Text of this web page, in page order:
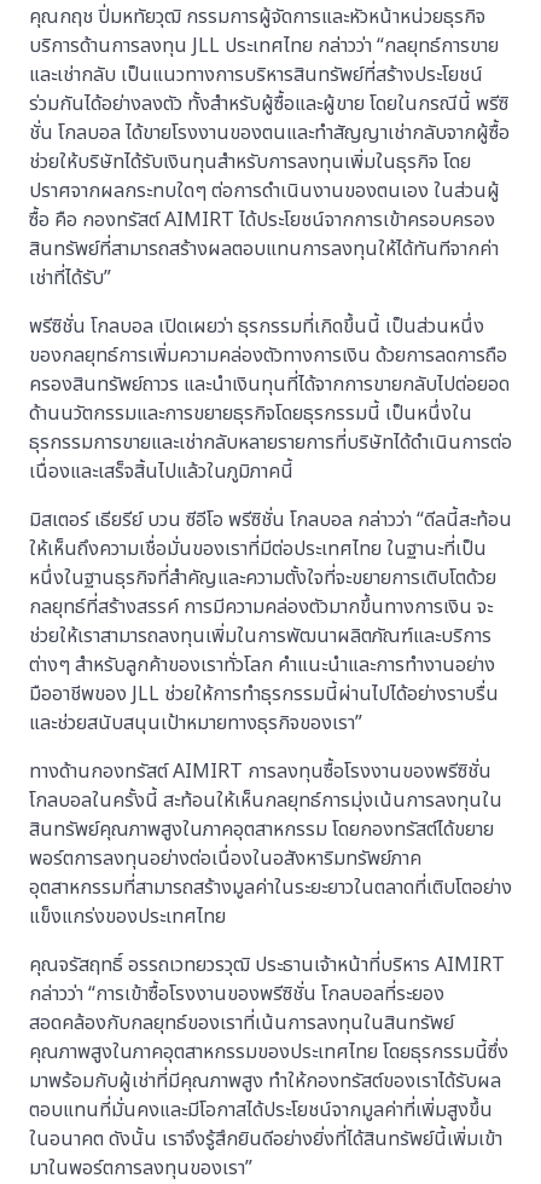
คุณกฤช ปิ่มหทัยวุฒิ กรรมการผู้จัดการและหัวหน้าหน่วยธุรกิจ
บริการด้านการลงทุน JLL ประเทศไทย กล่าวว่า “กลยุทธ์การขาย
และเช่ากลับ เป็นแนวทางการบริหารสินทรัพย์ที่สร้างประโยชน์
ร่วมกันได้อย่างลงตัว ทั้งสำหรับผู้ซื้อและผู้ขาย โดยในกรณีนี้ พรีซิ
ชั่น โกลบอล ได้ขายโรงงานของตนและทำสัญญาเช่ากลับจากผู้ซื้อ
ช่วยให้บริษัทได้รับเงินทุนสำหรับการลงทุนเพิ่มในธุรกิจ โดย
ปราศจากผลกระทบใดๆ ต่อการดำเนินงานของตนเอง ในส่วนผู้
ซื้อ คือ กองทรัสต์ AIMIRT ได้ประโยชน์จากการเข้าครอบครอง
สินทรัพย์ที่สามารถสร้างผลตอบแทนการลงทุนให้ได้ทันทีจากค่า
เช่าที่ได้รับ”
พรีซิชั่น โกลบอล เปิดเผยว่า ธุรกรรมที่เกิดขึ้นนี้ เป็นส่วนหนึ่ง
ของกลยุทธ์การเพิ่มความคล่องตัวทางการเงิน ด้วยการลดการถือ
ครองสินทรัพย์ถาวร และนำเงินทุนที่ได้จากการขายกลับไปต่อยอด
ด้านนวัตกรรมและการขยายธุรกิจโดยธุรกรรมนี้ เป็นหนึ่งใน
ธุรกรรมการขายและเช่ากลับหลายรายการที่บริษัทได้ดำเนินการต่อ
เนื่องและเสร็จสิ้นไปแล้วในภูมิภาคนี้
มิสเตอร์ เธียรีย์ บวน ซีอีโอ พรีซิชั่น โกลบอล กล่าวว่า “ดีลนี้สะท้อน
ให้เห็นถึงความเชื่อมั่นของเราที่มีต่อประเทศไทย ในฐานะที่เป็น
หนึ่งในฐานธุรกิจที่สำคัญและความตั้งใจที่จะขยายการเติบโตด้วย
กลยุทธ์ที่สร้างสรรค์ การมีความคล่องตัวมากขึ้นทางการเงิน จะ
ช่วยให้เราสามารถลงทุนเพิ่มในการพัฒนาผลิตภัณฑ์และบริการ
ต่างๆ สำหรับลูกค้าของเราทั่วโลก คำแนะนำและการทำงานอย่าง
มืออาชีพของ JLL ช่วยให้การทำธุรกรรมนี้ผ่านไปได้อย่างราบรื่น
และช่วยสนับสนุนเป้าหมายทางธุรกิจของเรา”
ทางด้านกองทรัสต์ AIMIRT การลงทุนซื้อโรงงานของพรีซิชั่น
โกลบอลในครั้งนี้ สะท้อนให้เห็นกลยุทธ์การมุ่งเน้นการลงทุนใน
สินทรัพย์คุณภาพสูงในภาคอุตสาหกรรม โดยกองทรัสต์ได้ขยาย
พอร์ตการลงทุนอย่างต่อเนื่องในอสังหาริมทรัพย์ภาค
อุตสาหกรรมที่สามารถสร้างมูลค่าในระยะยาวในตลาดที่เติบโตอย่าง
แข็งแกร่งของประเทศไทย
คุณจรัสฤทธิ์ อรรถเวทยวรวุฒิ ประธานเจ้าหน้าที่บริหาร AIMIRT
กล่าวว่า “การเข้าซื้อโรงงานของพรีซิชั่น โกลบอลที่ระยอง
สอดคล้องกับกลยุทธ์ของเราที่เน้นการลงทุนในสินทรัพย์
คุณภาพสูงในภาคอุตสาหกรรมของประเทศไทย โดยธุรกรรมนี้ซึ่ง
มาพร้อมกับผู้เช่าที่มีคุณภาพสูง ทำให้กองทรัสต์ของเราได้รับผล
ตอบแทนที่มั่นคงและมีโอกาสได้ประโยชน์จากมูลค่าที่เพิ่มสูงขึ้น
ในอนาคต ดังนั้น เราจึงรู้สึกยินดีอย่างยิ่งที่ได้สินทรัพย์นี้เพิ่มเข้า
มาในพอร์ตการลงทุนของเรา”